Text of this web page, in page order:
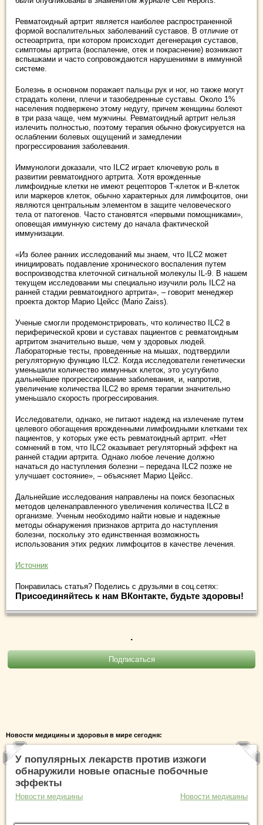
Ревматоидный артрит является наиболее распространенной
формой воспалительных заболеваний суставов. В отличие от
остеоартрита, при котором происходит дегенерация суставов,
симптомы артрита (воспаление, отек и покраснение) возникают
вспышками и часто сопровождаются нарушениями в иммунной
системе.
Болезнь в основном поражает пальцы рук и ног, но также могут
страдать колени, плечи и тазобедренные суставы. Около 1%
населения подвержено этому недугу, причем женщины болеют
в три раза чаще, чем мужчины. Ревматоидный артрит нельзя
излечить полностью, поэтому терапия обычно фокусируется на
ослаблении болевых ощущений и замедлении
прогрессирования заболевания.
Иммунологи доказали, что ILC2 играет ключевую роль в
развитии ревматоидного артрита. Хотя врожденные
лимфоидные клетки не имеют рецепторов Т-клеток и В-клеток
или маркеров клеток, обычно характерных для лимфоцитов, они
являются центральным элементом в защите человеческого
тела от патогенов. Часто становятся «первыми помощниками»,
оповещая иммунную систему до начала фактической
иммунизации.
«Из более ранних исследований мы знаем, что ILC2 может
инициировать подавление хронического воспаления путем
воспроизводства клеточной сигнальной молекулы IL-9. В нашем
текущем исследовании мы специально изучили роль ILC2 на
ранней стадии ревматоидного артрита», – говорит менеджер
проекта доктор Марио Цейсс (Mario Zaiss).
Ученые смогли продемонстрировать, что количество ILC2 в
периферической крови и суставах пациентов с ревматоидным
артритом значительно выше, чем у здоровых людей.
Лабораторные тесты, проведенные на мышах, подтвердили
регуляторную функцию ILC2. Когда исследователи генетически
уменьшили количество иммунных клеток, это усугубило
дальнейшее прогрессирование заболевания, и, напротив,
увеличение количества ILC2 во время терапии значительно
уменьшало скорость прогрессирования.
Исследователи, однако, не питают надежд на излечение путем
целевого обогащения врожденными лимфоидными клетками тех
пациентов, у которых уже есть ревматоидный артрит. «Нет
сомнений в том, что ILC2 оказывает регуляторный эффект на
ранней стадии артрита. Однако любое лечение должно
начаться до наступления болезни – передача ILC2 позже не
улучшает состояние», – объясняет Марио Цейсс.
Дальнейшие исследования направлены на поиск безопасных
методов целенаправленного увеличения количества ILC2 в
организме. Ученым необходимо найти новые и надежные
методы обнаружения признаков артрита до наступления
болезни, поскольку это единственная возможность
использования этих редких лимфоцитов в качестве лечения.
Источник
Понравилась статья? Поделись с друзьями в соц.сетях:
Присоединяйтесь к нам ВКонтакте, будьте здоровы!
.
Новости медицины и здоровья в мире сегодня:
У популярных лекарств против изжоги
обнаружили новые опасные побочные
эффекты
Новости медицины Новости медицины